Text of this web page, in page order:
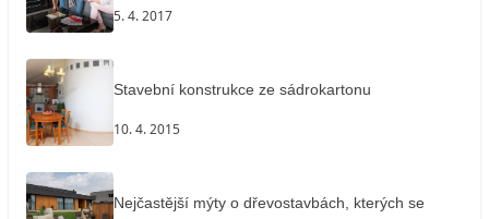
5. 4. 2017
Stavební konstrukce ze sádrokartonu
10. 4. 2015
Nejčastější mýty o dřevostavbách, kterých se